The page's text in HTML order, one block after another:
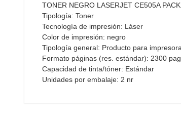
galería
imágenes
TONER NEGRO LASERJET CE505A
Tipología: Toner
Tecnología de impresión: Láser
Color de impresión: negro
Tipología general: Producto para
Formato páginas (res. estándar): 2300
Capacidad de tinta/tóner: Estándar
Unidades por embalaje: 2 nr